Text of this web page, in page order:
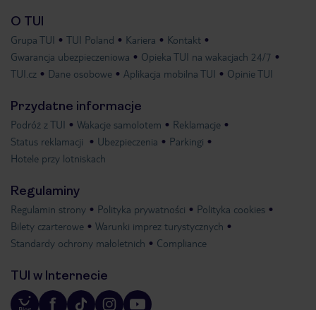
O TUI
Grupa TUI TUI Poland Kariera
Kontakt
Gwarancja ubezpieczeniowa
Opieka TUI na wakacjach 24/7
TUI.cz
Dane osobowe Aplikacja mobilna TUI Opinie TUI
Przydatne informacje
Podróż z TUI Wakacje samolotem
Reklamacje
Status reklamacji
Ubezpieczenia
Parkingi
Hotele przy lotniskach
Regulaminy
Regulamin strony Polityka prywatności
Polityka cookies
Bilety czarterowe
Warunki imprez turystycznych
Standardy ochrony małoletnich
Compliance
TUI w Internecie